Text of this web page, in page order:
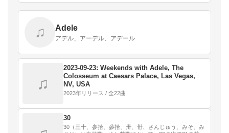
♫ Adele
アデル、アーデル、アデール
♫
2023-09-23: Weekends with Adele, The
Colosseum at Caesars Palace, Las Vegas,
NV, USA
2023年リリース / 全22曲
30
30（三十、参拾、參拾、卅、丗、さんじゅう、みそ、み